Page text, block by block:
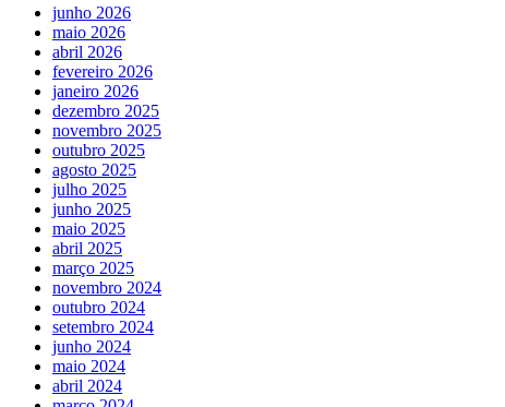
junho 2026
maio 2026
abril 2026
fevereiro 2026
janeiro 2026
dezembro 2025
novembro 2025
outubro 2025
agosto 2025
julho 2025
junho 2025
maio 2025
abril 2025
março 2025
novembro 2024
outubro 2024
setembro 2024
junho 2024
maio 2024
abril 2024